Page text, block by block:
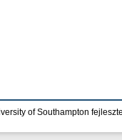
of Southampton